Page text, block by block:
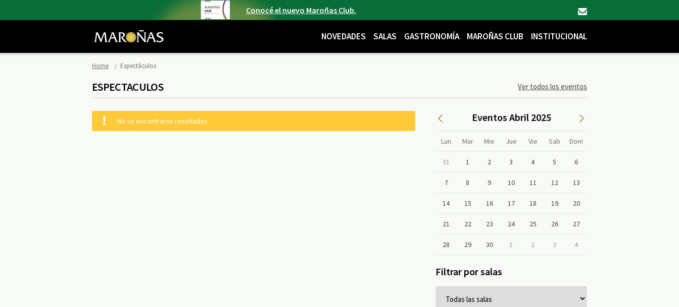
Conocé el nuevo Maroñas Club.
NOVEDADES SALAS GASTRONOMÍA MAROÑAS CLUB INSTITUCIONAL
Home Espectáculos
ESPECTACULOS Ver todos los eventos
No se encontraron resultados Eventos Abril 2025
Lun Mar Mie Jue Vie Sab Dom
31 1 2 3 4 5 6
7 8 9 10 11 12 13
14 15 16 17 18 19 20
21 22 23 24 25 26 27
28 29 30 1 2 3 4
Filtrar por salas